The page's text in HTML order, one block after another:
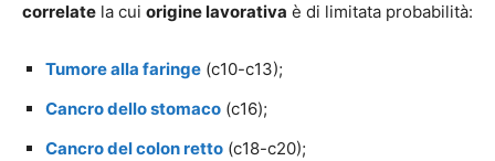
correlate la cui origine lavorativa è di limitata probabilità:
Tumore alla faringe (c10-c13);
Cancro dello stomaco (c16);
Cancro del colon retto (c18-c20);